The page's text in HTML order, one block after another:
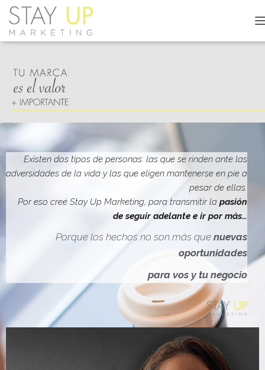
A
M
D
E
N
A
V
G
I
Ó
N
Existen dos tipos de personas: las que se rinden ante las
adversidades de la vida y las que eligen mantenerse en pie a
pesar de ellas.
Por eso creé Stay Up Marketing, para transmitir la pasión
de seguir adelante e ir por más…
Porque los hechos no son más que nuevas
oportunidades
para vos y tu negocio